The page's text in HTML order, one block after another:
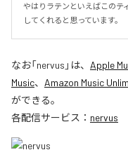
やはりラテンといえばこのテ
してくれると思っています。
なお「nervus 」は、 Apple
Music、 Amazon Music
ができる。
各配信サービス： nervus